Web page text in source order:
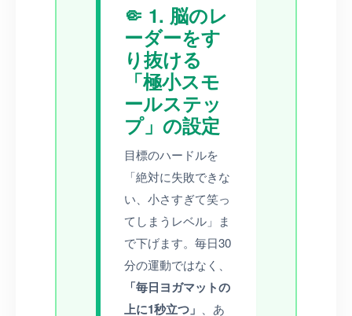
🤏 1. 脳のレ
ーダーをす
り抜ける
「極小スモ
ールステッ
プ」の設定
目標のハードルを
「絶対に失敗できな
い、小さすぎて笑っ
てしまうレベル」ま
で下げます。毎日30
分の運動ではなく、
「毎日ヨガマットの
上に1秒立つ」
、あ